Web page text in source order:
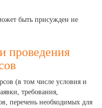
быть присужден не
проведения
(в том числе условия и
требования,
перечень необходимых для